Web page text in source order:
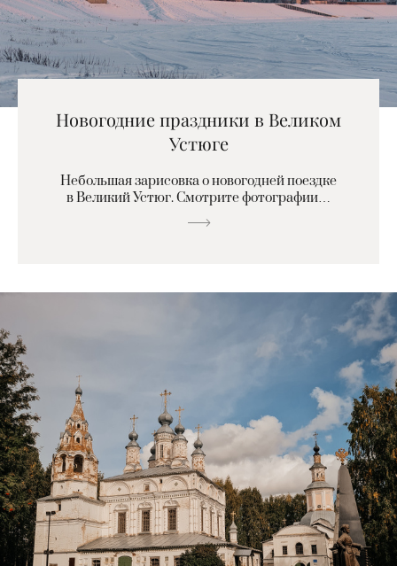
Новогодние праздники в Великом
Устюге
Небольшая зарисовка о новогодней поездке
в Великий Устюг. Смотрите фотографии…